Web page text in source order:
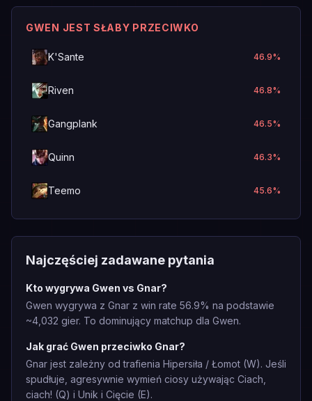
GWEN JEST SŁABY PRZECIWKO
K'Sante 46.9%
Riven 46.8%
Gangplank 46.5%
Quinn 46.3%
Teemo 45.6%
Najczęściej zadawane pytania
Kto wygrywa Gwen vs Gnar?
Gwen wygrywa z Gnar z win rate 56.9% na podstawie
~4,032 gier. To dominujący matchup dla Gwen.
Jak grać Gwen przeciwko Gnar?
Gnar jest zależny od trafienia Hipersiła / Łomot (W). Jeśli
spudłuje, agresywnie wymień ciosy używając Ciach,
ciach! (Q) i Unik i Cięcie (E).